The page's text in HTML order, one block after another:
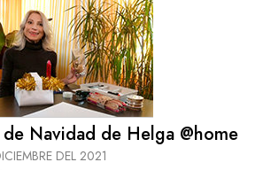
Navidad de Helga @home
DEL 2021